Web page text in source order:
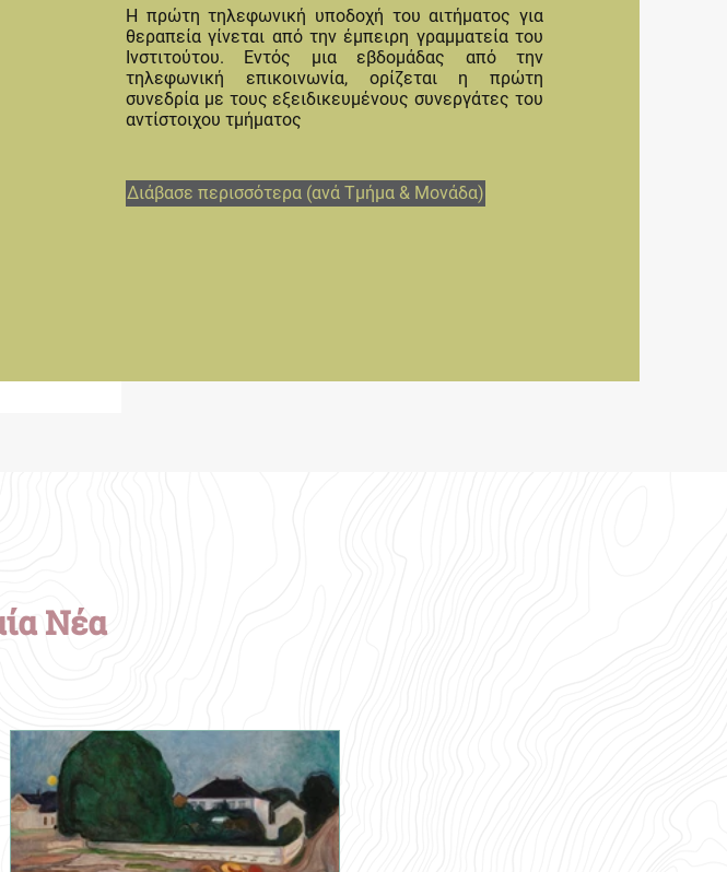
Η πρώτη τηλεφωνική υποδοχή του αιτήματος για
θεραπεία γίνεται από την έμπειρη γραμματεία του
Ινστιτούτου. Εντός μια εβδομάδας από την
τηλεφωνική επικοινωνία, ορίζεται η πρώτη
συνεδρία με τους εξειδικευμένους συνεργάτες του
αντίστοιχου τμήματος
Διάβασε περισσότερα (ανά Τμήμα & Μονάδα)
Νέα